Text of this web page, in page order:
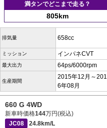
満タンでどこまで走る？
805km
排気量 658cc
ミッション インパネCVT
最大出力 64ps/6000rpm
生産期間
2015年12月～201
6年08月
660 G 4WD
新車時価格144万円(税込)
JC08
24.8km/L